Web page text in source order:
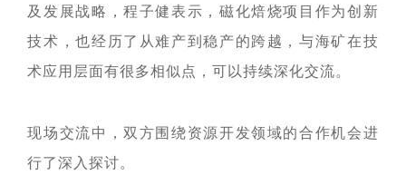
团共同出资成立，2014年
在上海证券交易所挂牌上
601969）。
海南矿业成立于2007年，
由复星集团与海南海钢集
团共同出资成立，2014年
面向全球，绿色发展，持
续成长"的发展理念，积极
履行企业社会责任，与利
探索更多 
我们深入践行"根植海南，
面向全球，绿色发展，持
及时回应资本市场及投资
者的关切问题，增进投资
互信的资本市场生态圈。
探索更多 
及发展战略，程子健表示，磁化焙烧项目作为创新
技术，也经历了从难产到稳产的跨越，与海矿在技
术应用层面有很多相似点，可以持续深化交流。
现场交流中，双方围绕资源开发领域的合作机会进
行了深入探讨。